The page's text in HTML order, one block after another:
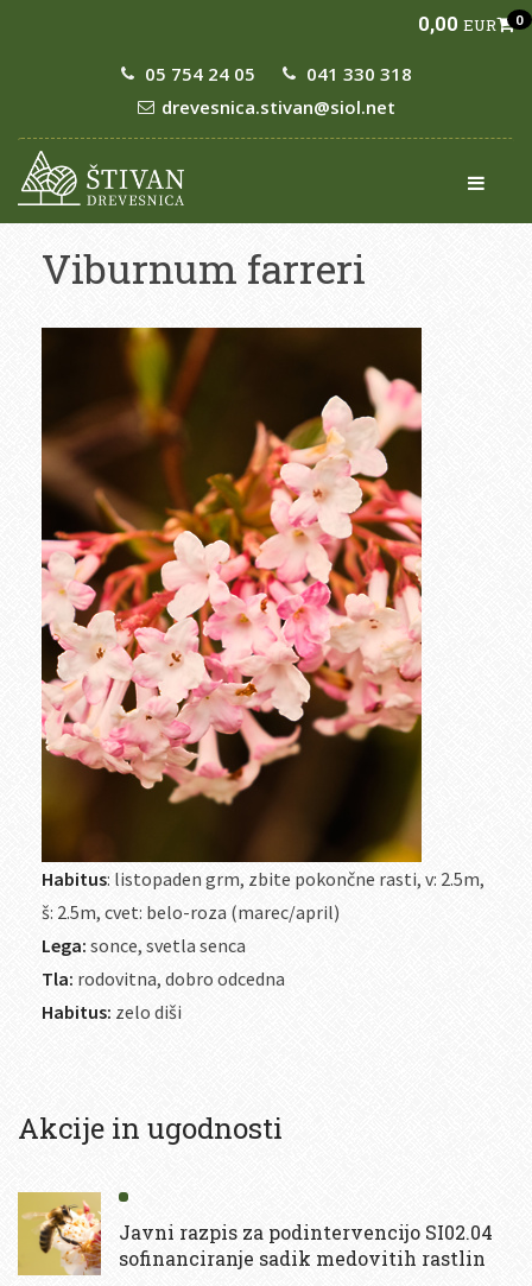
0,00 EUR 0
05 754 24 05
041 330 318
drevesnica.stivan@siol.net
Viburnum farreri
Habitus: listopaden grm, zbite pokončne rasti, v: 2.5m,
š: 2.5m, cvet: belo-roza (marec/april)
Lega: sonce, svetla senca
Tla: rodovitna, dobro odcedna
Habitus: zelo diši
Akcije in ugodnosti
Javni razpis za podintervencijo SI02.04
sofinanciranje sadik medovitih rastlin